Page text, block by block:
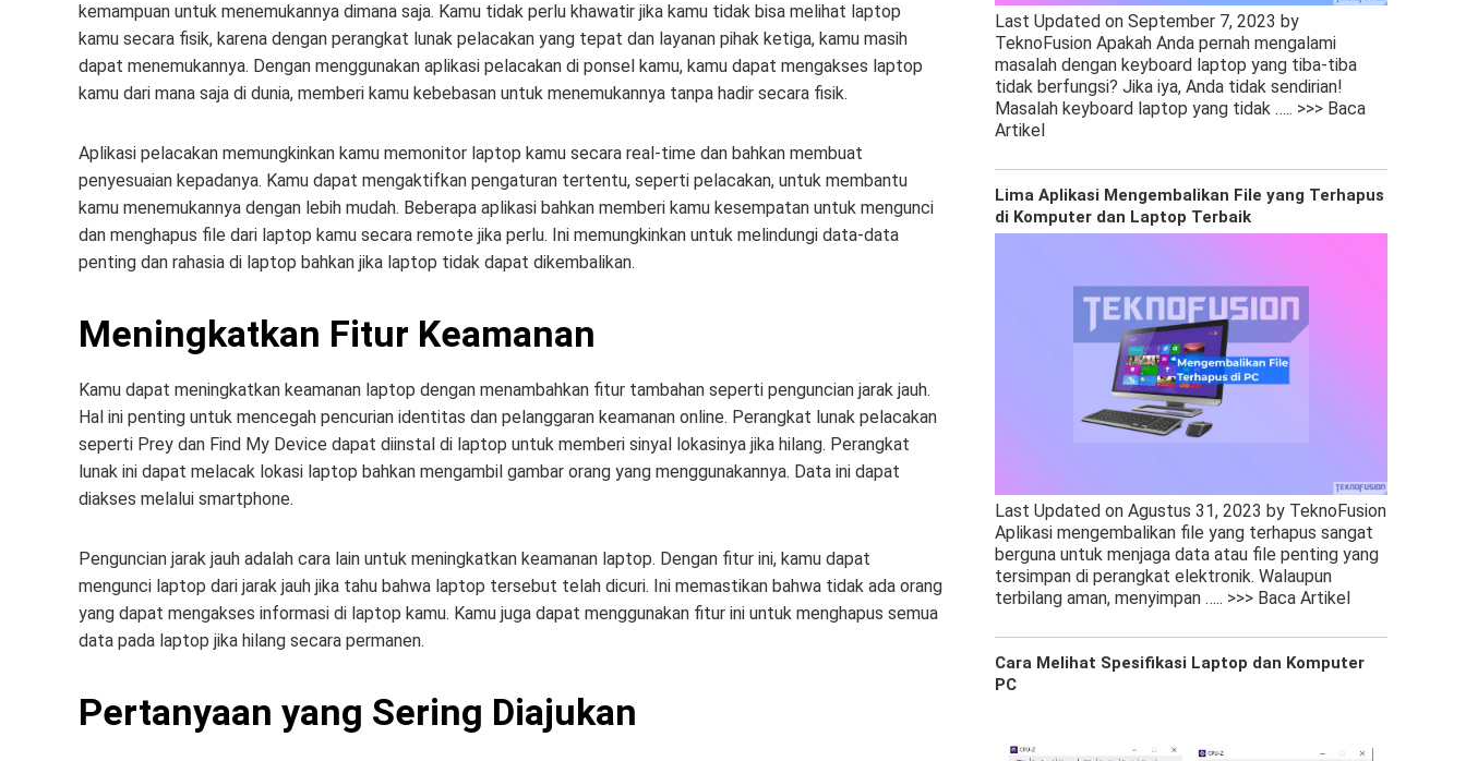
kemampuan untuk menemukannya dimana saja. Kamu tidak perlu khawatir jika kamu tidak bisa melihat laptop
kamu secara fisik, karena dengan perangkat lunak pelacakan yang tepat dan layanan pihak ketiga, kamu masih
dapat menemukannya. Dengan menggunakan aplikasi pelacakan di ponsel kamu, kamu dapat mengakses laptop
kamu dari mana saja di dunia, memberi kamu kebebasan untuk menemukannya tanpa hadir secara fisik.
Aplikasi pelacakan memungkinkan kamu memonitor laptop kamu secara real-time dan bahkan membuat
penyesuaian kepadanya. Kamu dapat mengaktifkan pengaturan tertentu, seperti pelacakan, untuk membantu
kamu menemukannya dengan lebih mudah. Beberapa aplikasi bahkan memberi kamu kesempatan untuk mengunci
dan menghapus file dari laptop kamu secara remote jika perlu. Ini memungkinkan untuk melindungi data-data
penting dan rahasia di laptop bahkan jika laptop tidak dapat dikembalikan.
Meningkatkan Fitur Keamanan
Kamu dapat meningkatkan keamanan laptop dengan menambahkan fitur tambahan seperti penguncian jarak jauh.
Hal ini penting untuk mencegah pencurian identitas dan pelanggaran keamanan online. Perangkat lunak pelacakan
seperti Prey dan Find My Device dapat diinstal di laptop untuk memberi sinyal lokasinya jika hilang. Perangkat
lunak ini dapat melacak lokasi laptop bahkan mengambil gambar orang yang menggunakannya. Data ini dapat
diakses melalui smartphone.
Penguncian jarak jauh adalah cara lain untuk meningkatkan keamanan laptop. Dengan fitur ini, kamu dapat
mengunci laptop dari jarak jauh jika tahu bahwa laptop tersebut telah dicuri. Ini memastikan bahwa tidak ada orang
yang dapat mengakses informasi di laptop kamu. Kamu juga dapat menggunakan fitur ini untuk menghapus semua
data pada laptop jika hilang secara permanen.
Pertanyaan yang Sering Diajukan
Last Updated on September 7, 2023 by
TeknoFusion Apakah Anda pernah mengalami
masalah dengan keyboard laptop yang tiba-tiba
tidak berfungsi? Jika iya, Anda tidak sendirian!
Masalah keyboard laptop yang tidak ….. >>> Baca
Artikel
Lima Aplikasi Mengembalikan File yang Terhapus
di Komputer dan Laptop Terbaik
Last Updated on Agustus 31, 2023 by TeknoFusion
Aplikasi mengembalikan file yang terhapus sangat
berguna untuk menjaga data atau file penting yang
tersimpan di perangkat elektronik. Walaupun
terbilang aman, menyimpan ….. >>> Baca Artikel
Cara Melihat Spesifikasi Laptop dan Komputer
PC